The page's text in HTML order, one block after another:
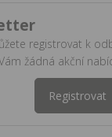
registrovat k
žádná akční
Registrovat